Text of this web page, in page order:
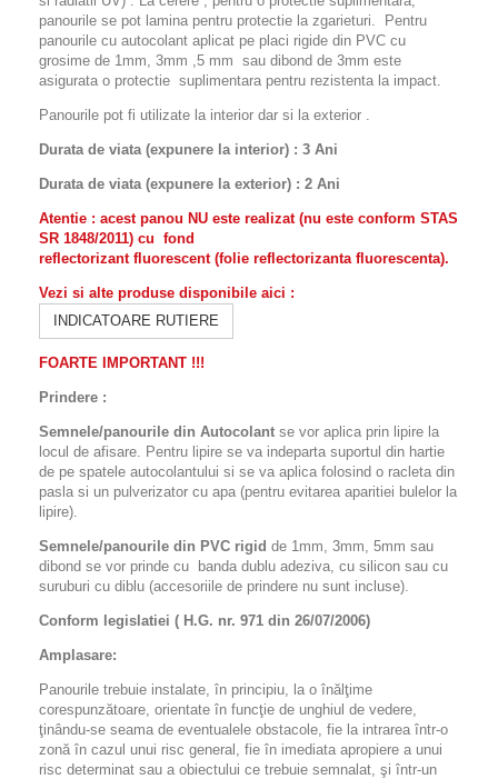
panourile se pot lamina pentru protectie la zgarieturi. Pentru
panourile cu autocolant aplicat pe placi rigide din PVC cu
grosime de 1mm, 3mm ,5 mm sau dibond de 3mm este
asigurata o protectie suplimentara pentru rezistenta la impact.
Panourile pot fi utilizate la interior dar si la exterior .
Durata de viata (expunere la interior) : 3 Ani
Durata de viata (expunere la exterior) : 2 Ani
Atentie : acest panou NU este realizat (nu este conform STAS
SR 1848/2011) cu fond
reflectorizant fluorescent (folie reflectorizanta fluorescenta).
Vezi si alte produse disponibile aici :
INDICATOARE RUTIERE
FOARTE IMPORTANT !!!
Prindere :
Semnele/panourile din Autocolant se vor aplica prin lipire la
locul de afisare. Pentru lipire se va indeparta suportul din hartie
de pe spatele autocolantului si se va aplica folosind o racleta din
pasla si un pulverizator cu apa (pentru evitarea aparitiei bulelor la
lipire).
Semnele/panourile din PVC rigid de 1mm, 3mm, 5mm sau
dibond se vor prinde cu banda dublu adeziva, cu silicon sau cu
suruburi cu diblu (accesoriile de prindere nu sunt incluse).
Conform legislatiei ( H.G. nr. 971 din 26/07/2006)
Amplasare:
Panourile trebuie instalate, în principiu, la o înălţime
corespunzătoare, orientate în funcţie de unghiul de vedere,
ţinându-se seama de eventualele obstacole, fie la intrarea într-o
zonă în cazul unui risc general, fie în imediata apropiere a unui
risc determinat sau a obiectului ce trebuie semnalat, şi într-un